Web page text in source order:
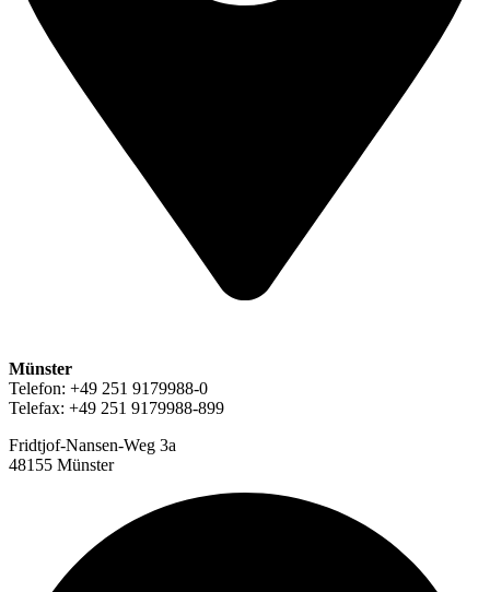
Münster
Telefon: +49 251 9179988-0
Telefax: +49 251 9179988-899
Fridtjof-Nansen-Weg 3a
48155 Münster